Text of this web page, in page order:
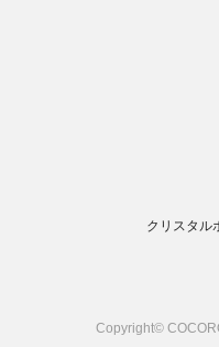
クリスタル
Copyright©